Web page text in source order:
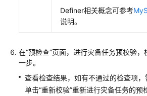
Definer相关概念可参考
说明。
在“预检查”页面，进行灾备任务预校验
一步。
查看检查结果，如有不通过的检查项，
单击“重新校验”重新进行灾备任务的预